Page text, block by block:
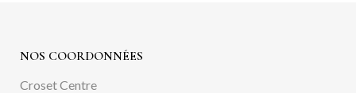
NOS COORDONNÉES
Croset Centre